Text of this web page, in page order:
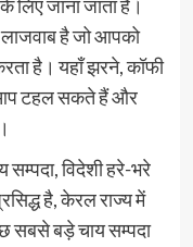
लिए जाना जाता है।
है जो आपको
है। यहाँ झरने, कॉफी
आप टहल सकते हैं और
विदेशी हरे-भरे
है, केरल राज्य में
सबसे बड़े चाय सम्पदा